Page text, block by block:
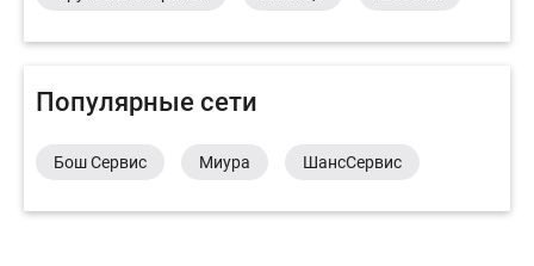
Популярные сети
Бош Сервис Миура ШансСервис